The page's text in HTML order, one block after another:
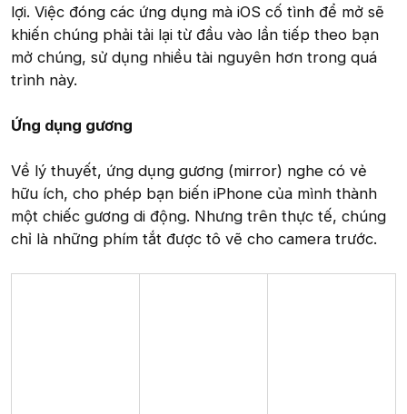
lợi. Việc đóng các ứng dụng mà iOS cố tình để mở sẽ
khiến chúng phải tải lại từ đầu vào lần tiếp theo bạn
mở chúng, sử dụng nhiều tài nguyên hơn trong quá
trình này.
Ứng dụng gương
Về lý thuyết, ứng dụng gương (mirror) nghe có vẻ
hữu ích, cho phép bạn biến iPhone của mình thành
một chiếc gương di động. Nhưng trên thực tế, chúng
chỉ là những phím tắt được tô vẽ cho camera trước.